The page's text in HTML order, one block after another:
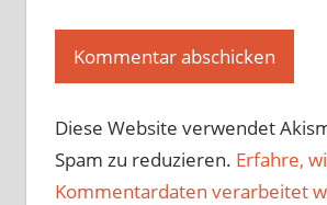
Diese Website verwendet
Spam zu reduzieren. Erfahre,
Kommentardaten verarbeitet